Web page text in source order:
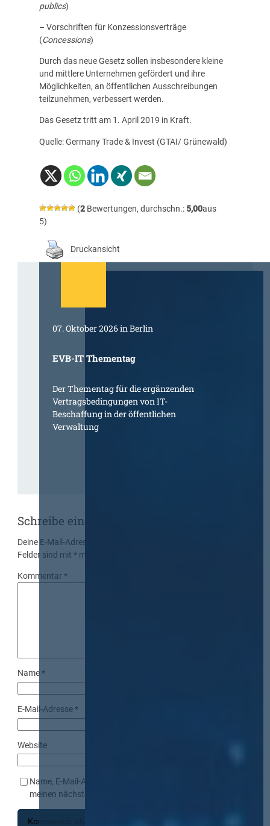
publics)
– Vorschriften für Konzessionsverträge
(Concessions)
Durch das neue Gesetz sollen insbesondere kleine
und mittlere Unternehmen gefördert und ihre
Möglichkeiten, an öffentlichen Ausschreibungen
teilzunehmen, verbessert werden.
Das Gesetz tritt am 1. April 2019 in Kraft.
Quelle: Germany Trade & Invest (GTAI/ Grünewald)
(2Bewertungen, durchschn.: 5,00aus
5)
Druckansicht
07. Oktober 2026 in Berlin
EVB-IT Thementag
Der Thementag für die ergänzenden
Vertragsbedingungen von IT-
Beschaffung in der öffentlichen
Verwaltung
Schreibe einen Kommentar
Deine E-Mail-Adresse wird nicht veröffentlicht.
Felder sind mit* markiert
Kommentar*
Name*
E-Mail-Adresse*
Website
Name, E-Mail-Adresse und Website in diesem Browser für
meinen nächsten Kommentar speichern.